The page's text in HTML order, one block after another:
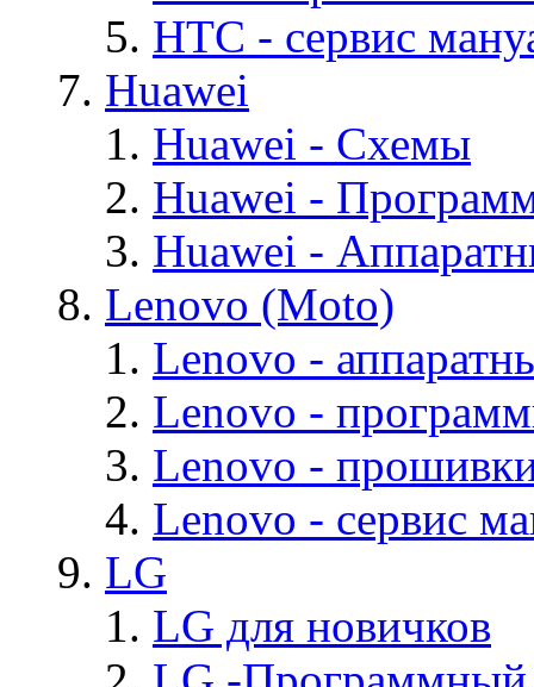
HTC - cервис
Huawei
Huawei - Cхемы
Huawei -
Huawei -
Lenovo (Moto)
Lenovo -
Lenovo -
Lenovo -
Lenovo - cервис
LG
LG для новичков